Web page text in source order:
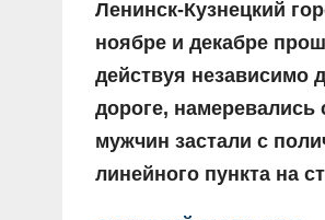
Ленинск-Кузнецкий
ноябре и декабре
действуя независимо
дороге, намеревались
мужчин застали с
линейного пункта на